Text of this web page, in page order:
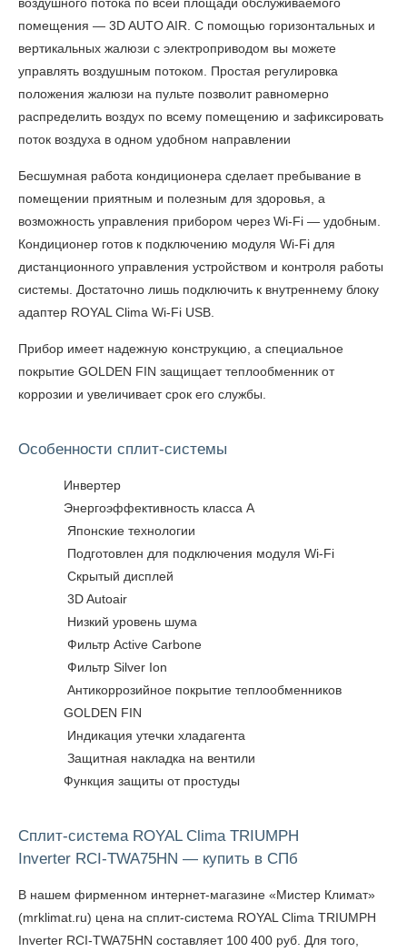
помещения — 3D AUTO AIR. С помощью горизонтальных и
вертикальных жалюзи с электроприводом вы можете
управлять воздушным потоком. Простая регулировка
положения жалюзи на пульте позволит равномерно
распределить воздух по всему помещению и зафиксировать
поток воздуха в одном удобном направлении
Бесшумная работа кондиционера сделает пребывание в
помещении приятным и полезным для здоровья, а
возможность управления прибором через Wi-Fi — удобным.
Кондиционер готов к подключению модуля Wi-Fi для
дистанционного управления устройством и контроля работы
системы. Достаточно лишь подключить к внутреннему блоку
адаптер ROYAL Clima Wi-Fi USB.
Прибор имеет надежную конструкцию, а специальное
покрытие GOLDEN FIN защищает теплообменник от
коррозии и увеличивает срок его службы.
Особенности сплит-системы
Инвертер
Энергоэффективность класса А
Японские технологии
Подготовлен для подключения модуля Wi-Fi
Скрытый дисплей
3D Autoair
Низкий уровень шума
Фильтр Active Carbone
Фильтр Silver Ion
Антикоррозийное покрытие теплообменников
GOLDEN FIN
Индикация утечки хладагента
Защитная накладка на вентили
Функция защиты от простуды
Сплит-система ROYAL Clima TRIUMPH
Inverter RCI-TWA75HN — купить в СПб
В нашем фирменном интернет-магазине «Мистер Климат»
(mrklimat.ru) цена на сплит-система ROYAL Clima TRIUMPH
Inverter RCI-TWA75HN составляет 100 400 руб. Для того,